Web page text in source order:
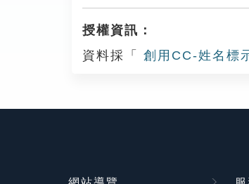
授權資訊：
資料採「
創用CC-姓名標